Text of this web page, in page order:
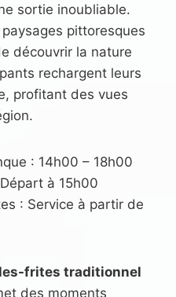
sortie inoubliable.
pittoresques
découvrir la nature
rechargent leurs
profitant des vues
: 14h00 – 18h00
à 15h00
: Service à partir de
frites traditionnel
des moments